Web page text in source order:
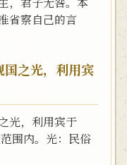
省察自己的言
之光，利用宾
光，利用宾于
围内。光：民俗